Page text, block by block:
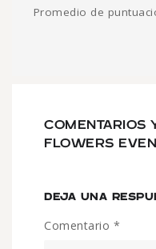
Promedio de
COMENTARIOS
FLOWERS
DEJA UNA
Comentario *